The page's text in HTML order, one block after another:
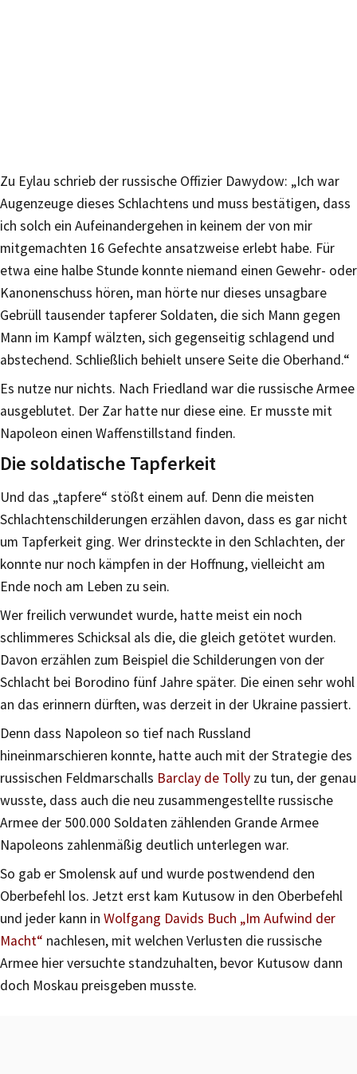
Zu Eylau schrieb der russische Offizier Dawydow: „Ich war
Augenzeuge dieses Schlachtens und muss bestätigen, dass
ich solch ein Aufeinandergehen in keinem der von mir
mitgemachten 16 Gefechte ansatzweise erlebt habe. Für
etwa eine halbe Stunde konnte niemand einen Gewehr- oder
Kanonenschuss hören, man hörte nur dieses unsagbare
Gebrüll tausender tapferer Soldaten, die sich Mann gegen
Mann im Kampf wälzten, sich gegenseitig schlagend und
abstechend. Schließlich behielt unsere Seite die Oberhand.“
Es nutze nur nichts. Nach Friedland war die russische Armee
ausgeblutet. Der Zar hatte nur diese eine. Er musste mit
Napoleon einen Waffenstillstand finden.
Die soldatische Tapferkeit
Und das „tapfere“ stößt einem auf. Denn die meisten
Schlachtenschilderungen erzählen davon, dass es gar nicht
um Tapferkeit ging. Wer drinsteckte in den Schlachten, der
konnte nur noch kämpfen in der Hoffnung, vielleicht am
Ende noch am Leben zu sein.
Wer freilich verwundet wurde, hatte meist ein noch
schlimmeres Schicksal als die, die gleich getötet wurden.
Davon erzählen zum Beispiel die Schilderungen von der
Schlacht bei Borodino fünf Jahre später. Die einen sehr wohl
an das erinnern dürften, was derzeit in der Ukraine passiert.
Denn dass Napoleon so tief nach Russland
hineinmarschieren konnte, hatte auch mit der Strategie des
russischen Feldmarschalls Barclay de Tolly zu tun, der genau
wusste, dass auch die neu zusammengestellte russische
Armee der 500.000 Soldaten zählenden Grande Armee
Napoleons zahlenmäßig deutlich unterlegen war.
So gab er Smolensk auf und wurde postwendend den
Oberbefehl los. Jetzt erst kam Kutusow in den Oberbefehl
und jeder kann in Wolfgang Davids Buch „Im Aufwind der
Macht“ nachlesen, mit welchen Verlusten die russische
Armee hier versuchte standzuhalten, bevor Kutusow dann
doch Moskau preisgeben musste.